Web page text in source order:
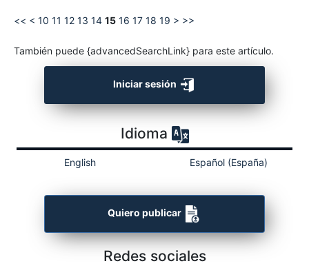
<< < 10 11 12 13 14 15 16 17 18 19 > >>
También puede {advancedSearchLink} para este artículo.
Iniciar sesión
Idioma
English Español (España)
Quiero publicar
Redes sociales